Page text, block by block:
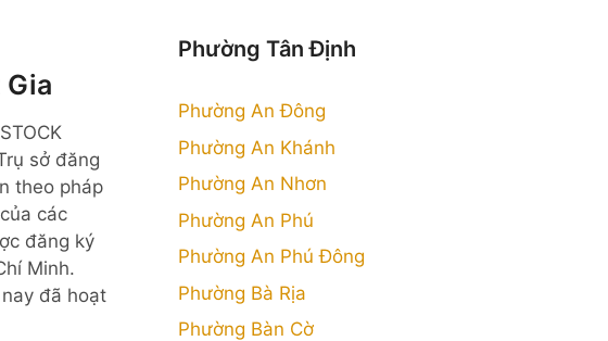
sở đăng
theo pháp
các
đăng ký
Minh.
đã hoạt
Phường Tân Định
Phường An Đông
Phường An Khánh
Phường An Nhơn
Phường An Phú
Phường An Phú Đông
Phường Bà Rịa
Phường Bàn Cờ